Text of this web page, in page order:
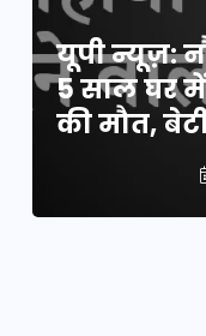
यूपी न्यूज़:
5 साल घर
की मौत,
यूपी
मिली बड़ी
वैकेंसी,
कटौती